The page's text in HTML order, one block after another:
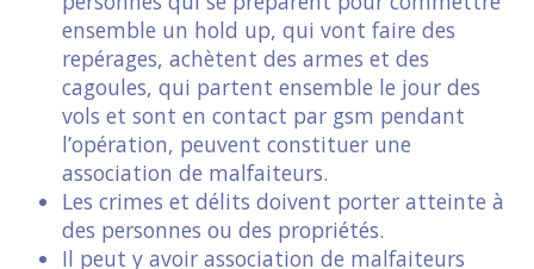
ensemble un hold up, qui vont faire des
repérages, achètent des armes et des
cagoules, qui partent ensemble le jour des
vols et sont en contact par gsm pendant
l’opération, peuvent constituer une
association de malfaiteurs.
Les crimes et délits doivent porter atteinte à
des personnes ou des propriétés.
Il peut y avoir association de malfaiteurs